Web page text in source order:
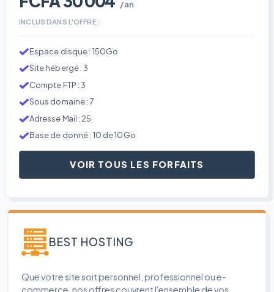
/an
INCLUS DANS L'OFFRE :
Espace disque : 150Go
Site hébergé : 3
Compte FTP : 3
Sous domaine : 7
Adresse Mail : 25
Base de donné : 10 de 10Go
VOIR TOUS LES FORFAITS
BEST HOSTING
Que votre site soit personnel, professionnel ou e-
commerce, nos offres couvrent l'ensemble de vos